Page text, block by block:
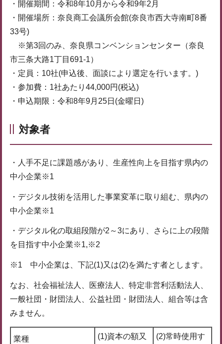
・開催期間：令和8年10月から令和9年2月
・開催場所：奈良商工会議所会館(奈良市西大寺南町8番
33号)
※第3回のみ、奈良県コンベンションセンター（奈良
市三条大路1丁目691-1）
・定員：10社(申込後、面談により選定を行います。)
・参加費：1社あたり44,000円(税込)
・申込期限：令和8年9月25日(金曜日)
対象者
・人手不足に課題感があり、生産性向上を目指す県内の
中小企業※1
・デジタル技術を活用した事業変革に取り組む、県内の
中小企業※1
・デジタル化の取組段階が2～3にあり、さらに上の段階
を目指す中小企業※1,※2
※1 中小企業は、下記(1)又は(2)を満たす者とします。
なお、社会福祉法人、医療法人、特定非営利活動法人、
一般社団・財団法人、公益社団・財団法人、組合等は含
みません。
業種 (1)資本の額又 (2)常時使用す